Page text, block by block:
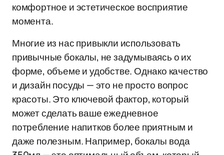
комфортное и эстетическое восприятие
момента.
Многие из нас привыкли использовать
привычные бокалы, не задумываясь о их
форме, объеме и удобстве. Однако качество
и дизайн посуды — это не просто вопрос
красоты. Это ключевой фактор, который
может сделать ваше ежедневное
потребление напитков более приятным и
даже полезным. Например, бокалы вода